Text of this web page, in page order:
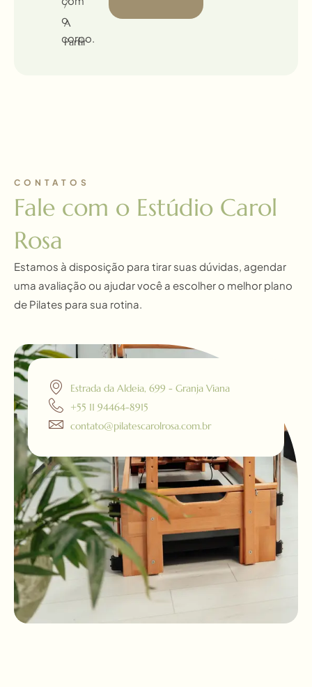
/
A
Partir
o
corpo.
Estrada da Aldeia, 699 - Granja Viana
+55 11 94464-8915
contato@pilatescarolrosa.com.br
CONTATOS
Fale com o Estúdio Carol
Rosa
Estamos à disposição para tirar suas dúvidas, agendar
uma avaliação ou ajudar você a escolher o melhor plano
de Pilates para sua rotina.